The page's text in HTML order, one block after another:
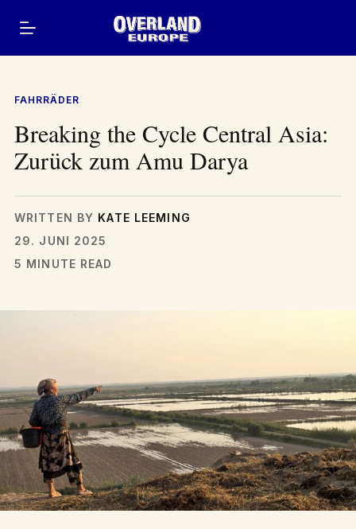
Inhalt
springen
FAHRRÄDER
Breaking the Cycle Central Asia:
Zurück zum Amu Darya
WRITTEN BY KATE LEEMING
29. JUNI 2025
5 MINUTE READ